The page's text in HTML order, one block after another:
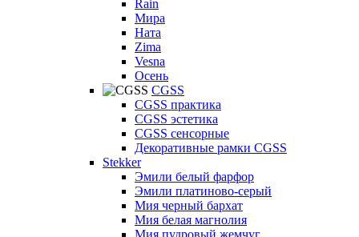
Rain
Мира
Ната
Zima
Vesna
Осень
CGSS
CGSS практика
CGSS эстетика
CGSS сенсорные
Декоративные рамки CGSS
Stekker
Эмили белый фарфор
Эмили платиново-серый
Мия черный бархат
Мия белая магнолия
Мия пудровый жемчуг